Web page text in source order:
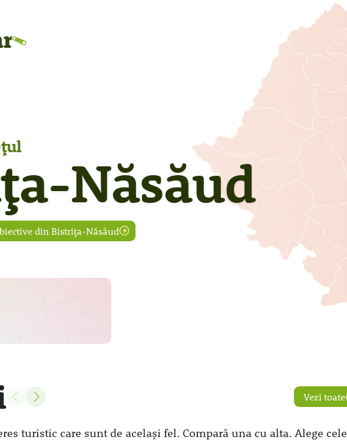
Năsăud
din Bistrița-Năsăud
Vezi toate
turistic care sunt de același fel. Compară una cu alta. Alege cele